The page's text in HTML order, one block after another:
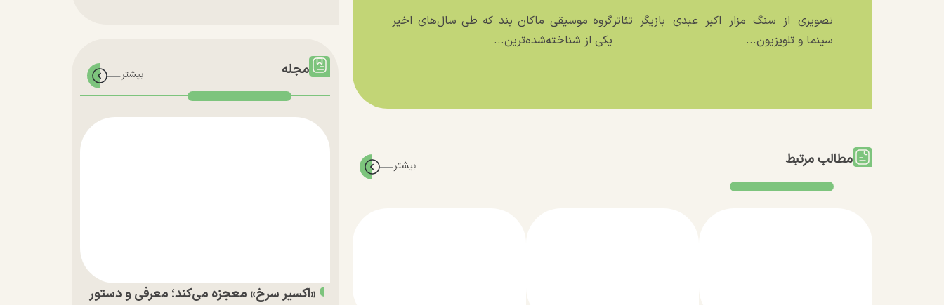
تصویری از سنگ مزار اکبر عبدی بازیگر تئاتر
سینما و تلویزیون...
گروه موسیقی ماکان بند که طی سال‌های اخیر
یکی از شناخته‌شده‌ترین...
مطالب مرتبط
مجله
«اکسیر سرخ» معجزه می‌کند؛ معرفی و دستور